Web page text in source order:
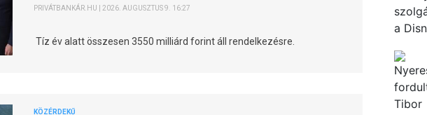
PRIVÁTBANKÁR.HU | 2026. AUGUSZTUS 9. 16:27
Tíz év alatt összesen 3550 milliárd forint áll rendelkezésre.
KÖZÉRDEKŰ